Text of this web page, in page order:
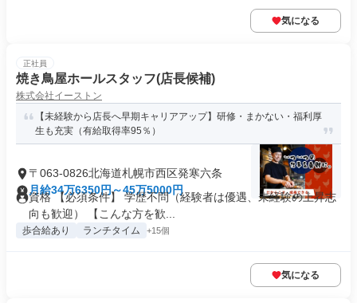
気になる
正社員
焼き鳥屋ホールスタッフ(店長候補)
株式会社イーストン
【未経験から店長へ早期キャリアアップ】研修・まかない・福利厚
生も充実（有給取得率95％）
〒063-0826北海道札幌市西区発寒六条
月給34万6350円～45万5000円
資格 【必須条件】 学歴不問（経験者は優遇、未経験の上昇志
向も歓迎） 【こんな方を歓...
歩合給あり ランチタイム +15個
気になる